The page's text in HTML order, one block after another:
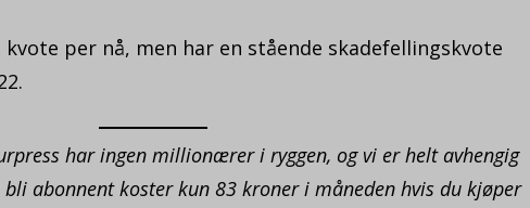
per nå, men har en stående skadefellingskvote
har ingen millionærer i ryggen, og vi er helt avhengig
abonnent koster kun 83 kroner i måneden hvis du kjøper